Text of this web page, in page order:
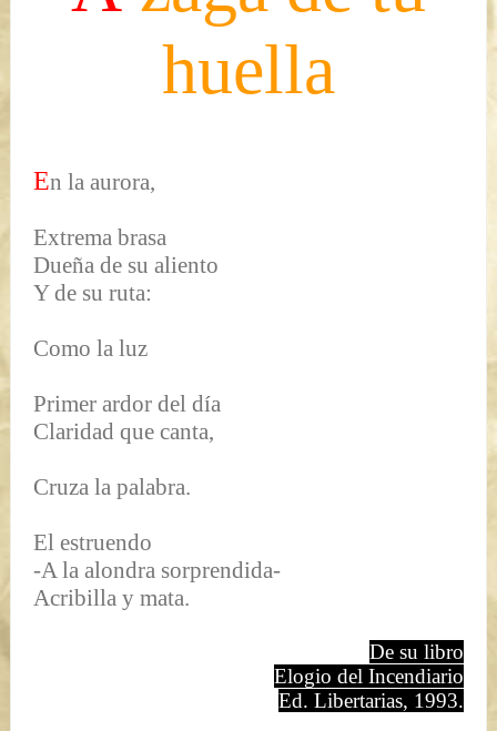
huella
En la aurora,
Extrema brasa
Dueña de su aliento
Y de su ruta:
Como la luz
Primer ardor del día
Claridad que canta,
Cruza la palabra.
El estruendo
-A la alondra sorprendida-
Acribilla y mata.
De su libro
Elogio del Incendiario
Ed. Libertarias, 1993.